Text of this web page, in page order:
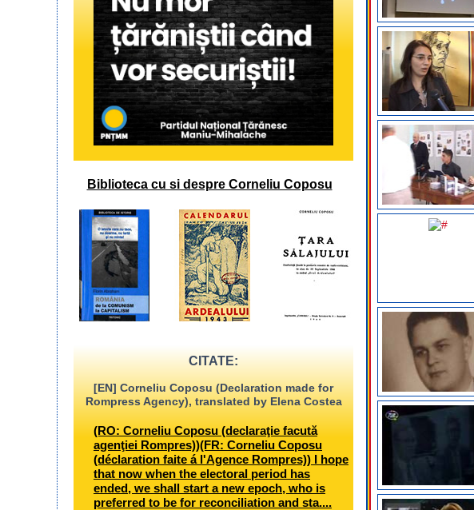
Biblioteca cu si despre Corneliu Coposu
CITATE:
[EN] Corneliu Coposu (Declaration made for
Rompress Agency), translated by Elena Costea
(RO: Corneliu Coposu (declaraţie facută
agenţiei Rompres))(FR: Corneliu Coposu
(déclaration faite á l'Agence Rompres)) I hope
that now when the electoral period has
ended, we shall start a new epoch, who is
preferred to be for reconciliation and sta....